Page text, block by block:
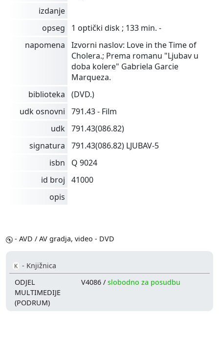
izdanje
opseg
1 optički disk ; 133 min. -
napomena
Izvorni naslov: Love in the Time of
Cholera.; Prema romanu "Ljubav u
doba kolere" Gabriela Garcie
Marqueza.
biblioteka
(DVD.)
udk osnovni
791.43 - Film
udk 791.43(086.82)
signatura
791.43(086.82) LJUBAV-5
isbn
Q 9024
id broj
41000
opis
- AVD / AV gradja, video - DVD
K - Knjižnica
ODJEL
MULTIMEDIJE
(PODRUM)
V4086 /slobodno za posudbu